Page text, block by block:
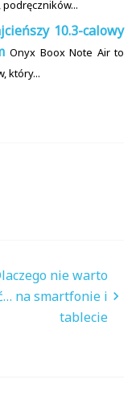
10.3-calowy
Onyx Boox Note Air to
który...
nie warto
na smartfonie i
tablecie